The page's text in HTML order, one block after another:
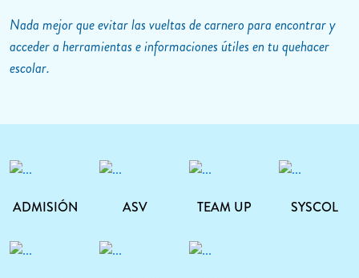
Nada mejor que evitar las vueltas de carnero para encontrar y
acceder a herramientas e informaciones útiles en tu quehacer
escolar.
ADMISIÓN ASV TEAM UP SYSCOL